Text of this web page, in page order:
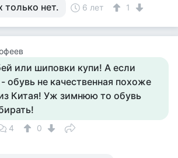
только нет. 6 лет 1
или шиповки купи! А если
обувь не качественная похоже
Китая! Уж зимнюю то обувь
4 0